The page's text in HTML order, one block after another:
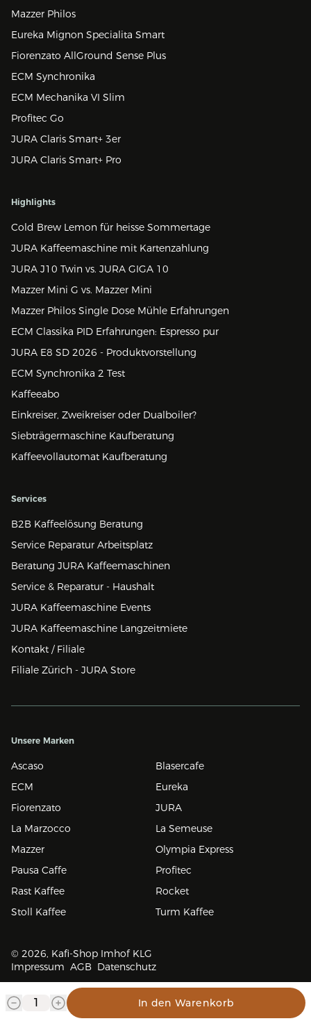
In den Warenkorb
Mazzer Philos
Eureka Mignon Specialita Smart
Fiorenzato AllGround Sense Plus
ECM Synchronika
ECM Mechanika VI Slim
Profitec Go
JURA Claris Smart+ 3er
JURA Claris Smart+ Pro
Highlights
Cold Brew Lemon für heisse Sommertage
JURA Kaffeemaschine mit Kartenzahlung
JURA J10 Twin vs. JURA GIGA 10
Mazzer Mini G vs. Mazzer Mini
Mazzer Philos Single Dose Mühle Erfahrungen
ECM Classika PID Erfahrungen: Espresso pur
JURA E8 SD 2026 - Produktvorstellung
ECM Synchronika 2 Test
Kaffeeabo
Einkreiser, Zweikreiser oder Dualboiler?
Siebträgermaschine Kaufberatung
Kaffeevollautomat Kaufberatung
Services
B2B Kaffeelösung Beratung
Service Reparatur Arbeitsplatz
Beratung JURA Kaffeemaschinen
Service & Reparatur - Haushalt
JURA Kaffeemaschine Events
JURA Kaffeemaschine Langzeitmiete
Kontakt / Filiale
Filiale Zürich - JURA Store
Unsere Marken
Ascaso
Blasercafe
ECM
Eureka
Fiorenzato
JURA
La Marzocco
La Semeuse
Mazzer
Olympia Express
Pausa Caffe
Profitec
Rast Kaffee
Rocket
Stoll Kaffee
Turm Kaffee
© 2026, Kafi-Shop Imhof KLG
Impressum AGB Datenschutz